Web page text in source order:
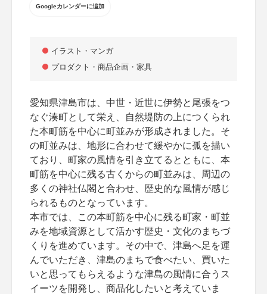
Googleカレンダーに追加
イラスト・マンガ
プロダクト・商品企画・家具
愛知県津島市は、中世・近世に伊勢と尾張をつ
なぐ湊町として栄え、自然堤防の上につくられ
た本町筋を中心に町並みが形成されました。そ
の町並みは、地形に合わせて緩やかに孤を描い
ており、町家の風情を引き立てるとともに、本
町筋を中心に残る古くからの町並みは、周辺の
多くの神社仏閣と合わせ、歴史的な風情が感じ
られるものとなっています。
本市では、この本町筋を中心に残る町家・町並
みを地域資源として活かす歴史・文化のまちづ
くりを進めています。その中で、津島へ足を運
んでいただき、津島のまちで食べたい、買いた
いと思ってもらえるような津島の風情に合うス
イーツを開発し、商品化したいと考えていま